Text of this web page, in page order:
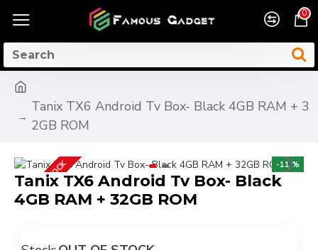
0
Tanix TX6 Android Tv Box- Black 4GB RAM + 3
2GB ROM
-11 %
OUT OF STOCK
Tanix TX6 Android Tv Box- Black
4GB RAM + 32GB ROM